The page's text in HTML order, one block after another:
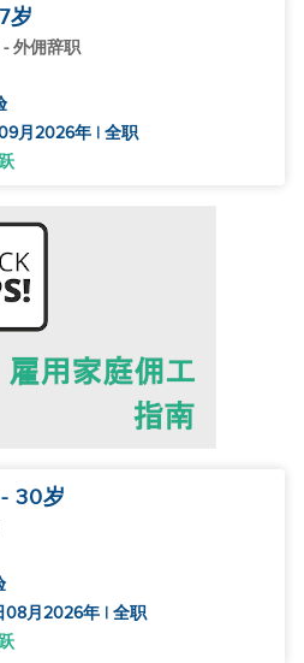
岁
外佣辞职
月2026年 | 全职
- 30岁
08月2026年 | 全职